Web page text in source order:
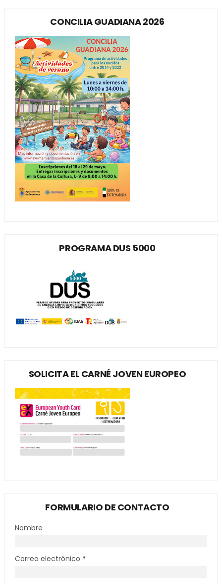
CONCILIA GUADIANA 2026
PROGRAMA DUS 5000
SOLICITA EL CARNÉ JOVEN EUROPEO
FORMULARIO DE CONTACTO
Nombre
Correo electrónico *